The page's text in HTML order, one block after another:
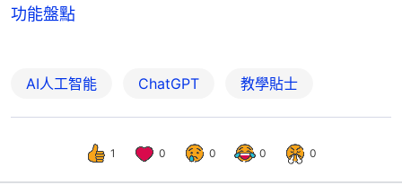
功能盤點
AI人工智能 ChatGPT 教學貼士
1 0 0 0 0